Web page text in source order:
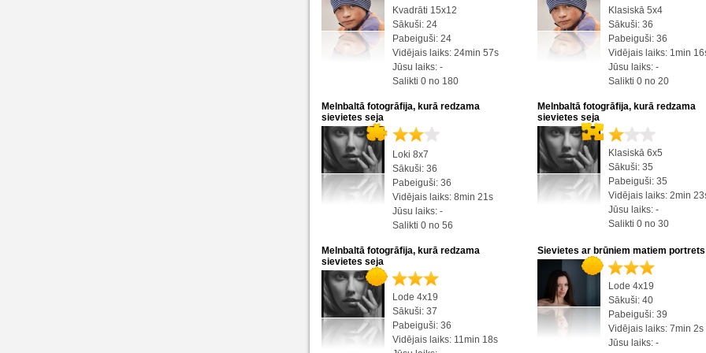
Kvadrāti 15x12
Sākuši: 24
Pabeiguši: 24
Vidējais laiks: 24min 57s
Jūsu laiks: -
Salikti 0 no 180
Klasiskā 5x4
Sākuši: 36
Pabeiguši: 36
Vidējais laiks: 1min
Jūsu laiks: -
Salikti 0 no 20
Melnbaltā fotogrāfija, kurā redzama
sievietes seja
Loki 8x7
Sākuši: 36
Pabeiguši: 36
Vidējais laiks: 8min 21s
Jūsu laiks: -
Salikti 0 no 56
Melnbaltā fotogrāfija, kurā redzama
sievietes seja
Klasiskā 6x5
Sākuši: 35
Pabeiguši: 35
Vidējais laiks: 2min
Jūsu laiks: -
Salikti 0 no 30
Melnbaltā fotogrāfija, kurā redzama
sievietes seja
Lode 4x19
Sākuši: 37
Pabeiguši: 36
Vidējais laiks: 11min 18s
Sievietes ar brūniem matiem portrets
Lode 4x19
Sākuši: 40
Pabeiguši: 39
Vidējais laiks: 7min 2s
Jūsu laiks: -